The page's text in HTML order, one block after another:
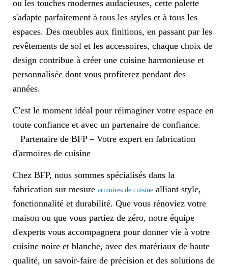
ou les touches modernes audacieuses, cette palette
s'adapte parfaitement à tous les styles et à tous les
espaces. Des meubles aux finitions, en passant par les
revêtements de sol et les accessoires, chaque choix de
design contribue à créer une cuisine harmonieuse et
personnalisée dont vous profiterez pendant des
années.
C'est le moment idéal pour réimaginer votre espace en
toute confiance et avec un partenaire de confiance.
Partenaire de BFP – Votre expert en fabrication
d'armoires de cuisine
Chez BFP, nous sommes spécialisés dans la
fabrication sur mesure armoires de cuisine alliant style,
fonctionnalité et durabilité. Que vous rénoviez votre
maison ou que vous partiez de zéro, notre équipe
d'experts vous accompagnera pour donner vie à votre
cuisine noire et blanche, avec des matériaux de haute
qualité, un savoir-faire de précision et des solutions de